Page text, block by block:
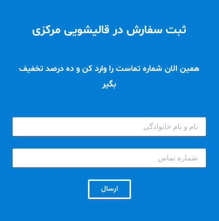
ثبت سفارش در قالیشویی مرکزی
همین الان شماره تماست را وارد کن و ده درصد تخفیف
بگیر
ارسال